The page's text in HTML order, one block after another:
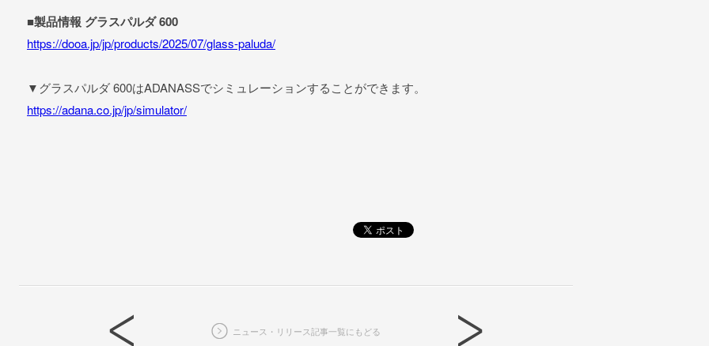
■製品情報 グラスパルダ 600
https://dooa.jp/jp/products/2025/07/glass-paluda/
▼グラスパルダ 600はADANASSでシミュレーションすることができます。
https://adana.co.jp/jp/simulator/
ニュース・リリース記事一覧にもどる